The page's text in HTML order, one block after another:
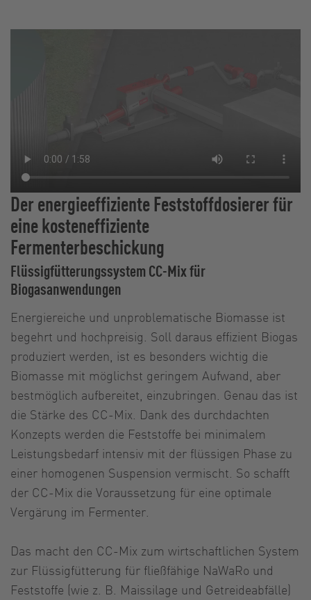
Der energieeffiziente Feststoffdosierer für
eine kosteneffiziente
Fermenterbeschickung
Flüssigfütterungssystem CC-Mix für
Biogasanwendungen
Energiereiche und unproblematische Biomasse ist
begehrt und hochpreisig. Soll daraus effizient Biogas
produziert werden, ist es besonders wichtig die
Biomasse mit möglichst geringem Aufwand, aber
bestmöglich aufbereitet, einzubringen. Genau das ist
die Stärke des CC-Mix. Dank des durchdachten
Konzepts werden die Feststoffe bei minimalem
Leistungsbedarf intensiv mit der flüssigen Phase zu
einer homogenen Suspension vermischt. So schafft
der CC-Mix die Voraussetzung für eine optimale
Vergärung im Fermenter.
Das macht den CC-Mix zum wirtschaftlichen System
zur Flüssigfütterung für fließfähige NaWaRo und
Feststoffe (wie z. B. Maissilage und Getreideabfälle)